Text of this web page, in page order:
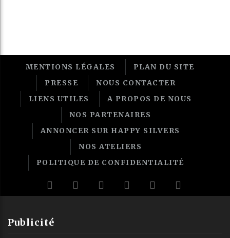
MENTIONS LÉGALES
PLAN DU SITE
PRESSE
NOUS CONTACTER
LIENS UTILES
A PROPOS DE NOUS
NOS PARTENAIRES
ANNONCER SUR HAPPY SILVERS
NOS ATELIERS
POLITIQUE DE CONFIDENTIALITÉ
Publicité